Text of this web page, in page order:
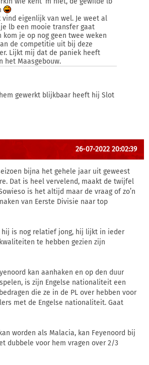
vind eigenlijk van wel. Je weet al
lb een mooie transfer gaat
kom je op nog geen twee weken
de competitie uit bij deze
Lijkt mij dat de paniek heeft
het Maasgebouw.
gewerkt blijkbaar heeft hij Slot
26-07-2022 20:02:39
bijna het gehele jaar uit geweest
Dat is heel vervelend, maakt de twijfel
is het altijd maar de vraag of zo’n
van Eerste Divisie naar top
hij is nog relatief jong, hij lijkt in ieder
te hebben gezien zijn
kan aanhaken en op den duur
is zijn Engelse nationaliteit een
die ze in de PL over hebben voor
met de Engelse nationaliteit. Gaat
worden als Malacia, kan Feyenoord bij
dubbele voor hem vragen over 2/3